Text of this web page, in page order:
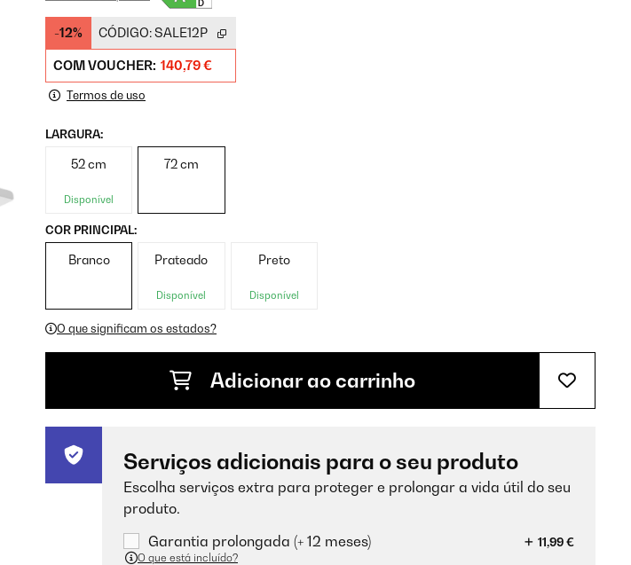
-12% CÓDIGO:SALE12P
COM VOUCHER: 140,79 €
Termos de uso
LARGURA:
52 cm
Disponível
72 cm
COR PRINCIPAL:
Branco Prateado
Disponível
Preto
Disponível
O que significam os estados?
Adicionar ao carrinho
Serviços adicionais para o seu produto
Escolha serviços extra para proteger e prolongar a vida útil do seu
produto.
Garantia prolongada (+ 12 meses)
11,99 €
O que está incluído?